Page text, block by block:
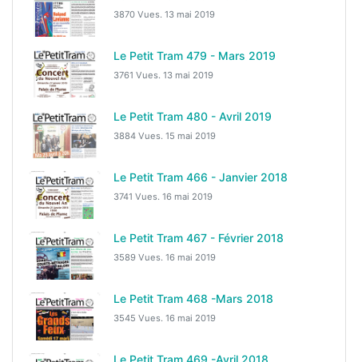
3870 Vues. 13 mai 2019
Le Petit Tram 479 - Mars 2019
3761 Vues. 13 mai 2019
Le Petit Tram 480 - Avril 2019
3884 Vues. 15 mai 2019
Le Petit Tram 466 - Janvier 2018
3741 Vues. 16 mai 2019
Le Petit Tram 467 - Février 2018
3589 Vues. 16 mai 2019
Le Petit Tram 468 -Mars 2018
3545 Vues. 16 mai 2019
Le Petit Tram 469 -Avril 2018